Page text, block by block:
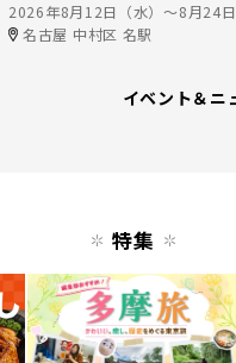
2026年8月12日（水）〜8月24日
名古屋 中村区 名駅
イベント＆ニ
特集